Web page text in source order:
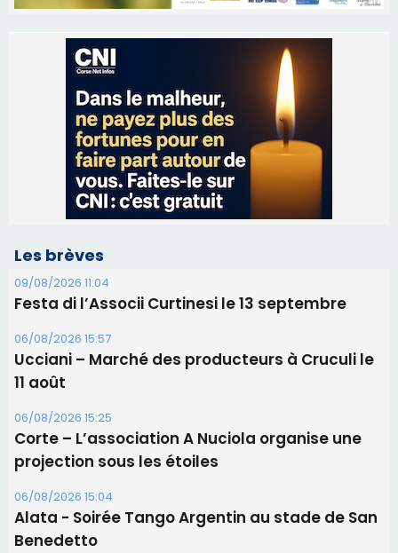
Les brèves
09/08/2026 11:04
Festa di l’Associi Curtinesi le 13 septembre
06/08/2026 15:57
Ucciani – Marché des producteurs à Cruculi le
11 août
06/08/2026 15:25
Corte – L’association A Nuciola organise une
projection sous les étoiles
06/08/2026 15:04
Alata - Soirée Tango Argentin au stade de San
Benedetto